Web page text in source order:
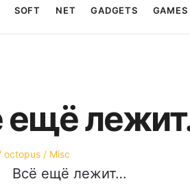
Soft Net Gadgets Games
ещё
Автор
octopus
Опубликовано
Misc
Всё ещё лежит…